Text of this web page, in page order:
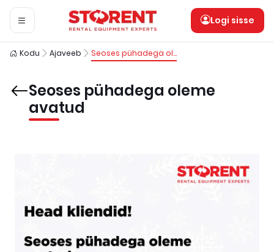
Logi sisse
Kodu Ajaveeb Seoses pühadega oleme avatud
Seoses pühadega oleme
avatud